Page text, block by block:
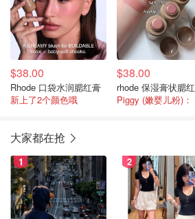
$38.00
Rhode 口袋水润腮红膏
新上了2个颜色哦
$38.00
rhode 保湿膏状腮红
大家都在抢
1 2